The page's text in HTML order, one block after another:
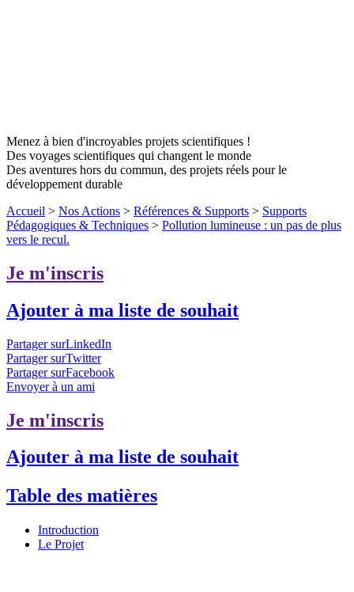
Menez à bien d'incroyables projets scientifiques !
Des voyages scientifiques qui changent le monde
Des aventures hors du commun, des projets réels pour le
développement durable
Accueil > Nos Actions > Références & Supports > Supports
Pédagogiques & Techniques > Pollution lumineuse : un pas de plus
vers le recul.
Je m'inscris
Ajouter à ma liste de souhait
Partager surLinkedIn
Partager surTwitter
Partager surFacebook
Envoyer à un ami
Je m'inscris
Ajouter à ma liste de souhait
Table des matières
Introduction
Le Projet